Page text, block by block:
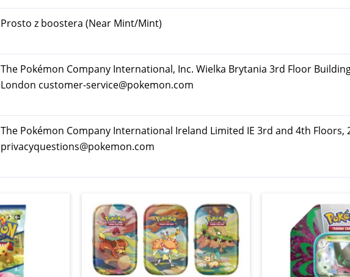
Prosto z boostera (Near Mint/Mint)
The Pokémon Company International, Inc. Wielka Brytania 3rd Floor
London customer-service@pokemon.com
The Pokémon Company International Ireland Limited IE 3rd and 4th Floors,
privacyquestions@pokemon.com